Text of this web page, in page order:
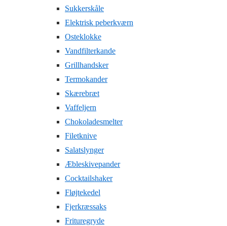
Sukkerskåle
Elektrisk peberkværn
Osteklokke
Vandfilterkande
Grillhandsker
Termokander
Skærebræt
Vaffeljern
Chokoladesmelter
Filetknive
Salatslynger
Æbleskivepander
Cocktailshaker
Fløjtekedel
Fjerkræssaks
Frituregryde